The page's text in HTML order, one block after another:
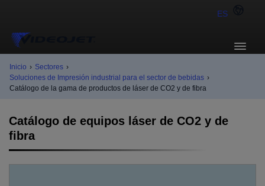
ES
Inicio › Sectores ›
Soluciones de Impresión industrial para el sector de bebidas ›
Catálogo de la gama de productos de láser de CO2 y de fibra
Catálogo de equipos láser de CO2 y de
fibra